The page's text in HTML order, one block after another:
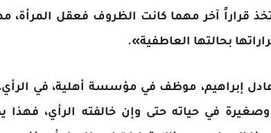
قراراً آخر مهما كانت الظروف فعقل المرأة،
بحالتها العاطفية».
إبراهيم، موظف في مؤسسة أهلية، في
في حياته حتى وإن خالفته الرأي، فهذا